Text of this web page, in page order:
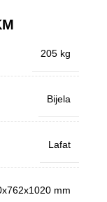
205 kg
Bijela
Lafat
mm